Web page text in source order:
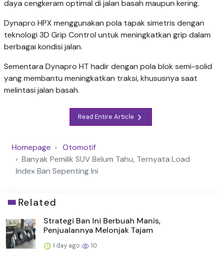
daya cengkeram optimal di jalan basah maupun kering.
Dynapro HPX menggunakan pola tapak simetris dengan
teknologi 3D Grip Control untuk meningkatkan grip dalam
berbagai kondisi jalan.
Sementara Dynapro HT hadir dengan pola blok semi-solid
yang membantu meningkatkan traksi, khususnya saat
melintasi jalan basah.
Read Entire Article
Homepage
Otomotif
Banyak Pemilik SUV Belum Tahu, Ternyata Load
Index Ban Sepenting Ini
Related
Strategi Ban Ini Berbuah Manis,
Penjualannya Melonjak Tajam
1 day ago 10